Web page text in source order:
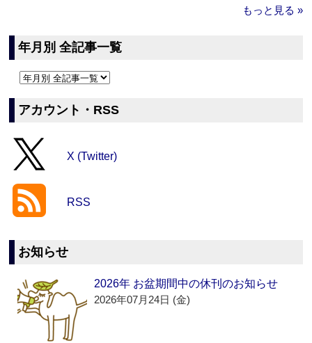
もっと見る »
年月別 全記事一覧
アカウント・RSS
X (Twitter)
RSS
お知らせ
2026年 お盆期間中の休刊のお知らせ
2026年07月24日 (金)